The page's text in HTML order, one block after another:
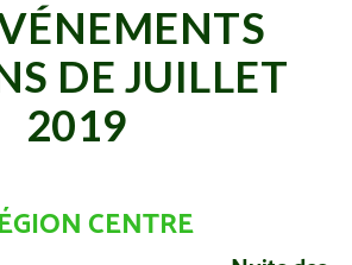
DE JUILLET
2019
CENTRE